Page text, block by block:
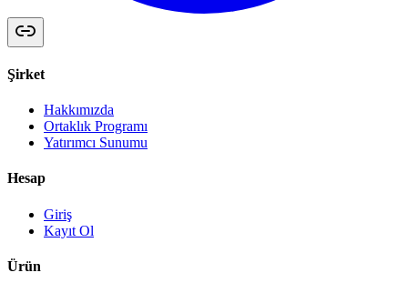
Şirket
Hakkımızda
Ortaklık Programı
Yatırımcı Sunumu
Hesap
Giriş
Kayıt Ol
Ürün